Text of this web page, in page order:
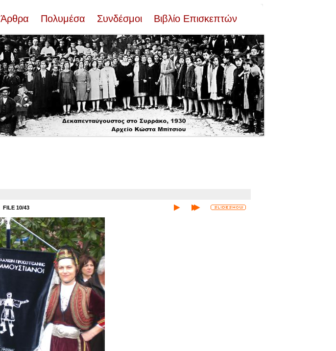
Άρθρα Πολυμέσα Συνδέσμοι Βιβλίο Επισκεπτών
FILE 10/43